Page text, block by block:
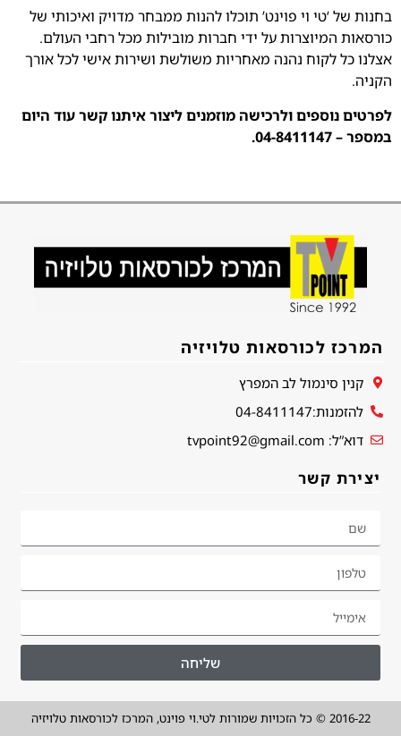
בחנות של ‘טי וי פוינט’ תוכלו להנות ממבחר מדויק ואיכותי של
כורסאות המיוצרות על ידי חברות מובילות מכל רחבי העולם.
אצלנו כל לקוח נהנה מאחריות משולשת ושירות אישי לכל אורך
הקניה.
לפרטים נוספים ולרכישה מוזמנים ליצור איתנו קשר עוד היום
במספר – 04-8411147.
המרכז לכורסאות טלויזיה
קנין סינמול לב המפרץ
להזמנות:04-8411147
דוא”ל: tvpoint92@gmail.com
יצירת קשר
שליחה
2016-22 © כל הזכויות שמורות לטי.וי פוינט, המרכז לכורסאות טלויזיה